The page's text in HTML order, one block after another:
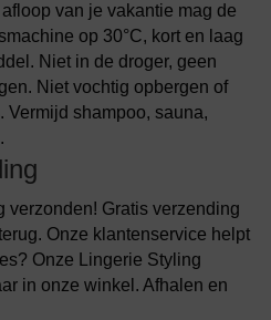
van je vakantie mag de
op 30°C, kort en laag
Niet in de droger, geen
Niet vochtig opbergen of
Vermijd shampoo, sauna,
verzonden! Gratis verzending
Onze klantenservice helpt
Onze Lingerie Styling
in onze winkel. Afhalen en